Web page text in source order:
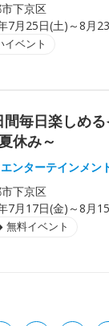
下京区
7月25日(土)～8月
イベント
毎日楽しめ
休み～
ンターテインメン
下京区
7月17日(金)～8月
無料イベント